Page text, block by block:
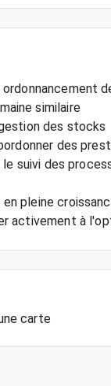
similaire
des stocks
des
suivi des
pleine
carte